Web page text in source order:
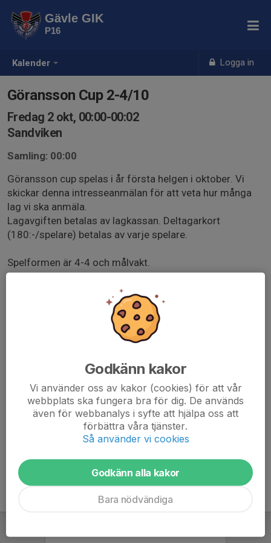
Kalender Logga in
Gävle GIK
P16
Göransson Cup 2-4/10
Fredag 2 okt, 00:00-00:02
Sandviken
Samling: 00:00
Göransson cup spelas i år första helgen i oktober. Vi
skickar denna intresseanmälan för att veta hur många
lag vi ska anmäla.
Lagavgiften betalas av lagkassan. Deltagarkort
(180:-/spelare) betalas av varje spelare.
Spelformen är 4-4 och målvakt.
Svara senast 1 augusti men gärna så fort som möjligt.
https://goranssoncupinnebandy.cupmanager.net/start
goranssoncupinnebandy.cupmanager.net/start
Endast kallade kan anmäla sig till aktiviteten. 30 personer är
kallade.
Godkänn kakor
Vi använder oss av kakor (cookies) för att vår
webbplats ska fungera bra för dig. De används
även för webbanalys i syfte att hjälpa oss att
förbättra våra tjänster.
Så använder vi cookies
Godkänn alla kakor
Bara nödvändiga